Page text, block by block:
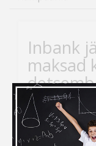
Inbank
maksad
Kui ihaldatud
siis
Inbank
kohe kätte,
detsembris!